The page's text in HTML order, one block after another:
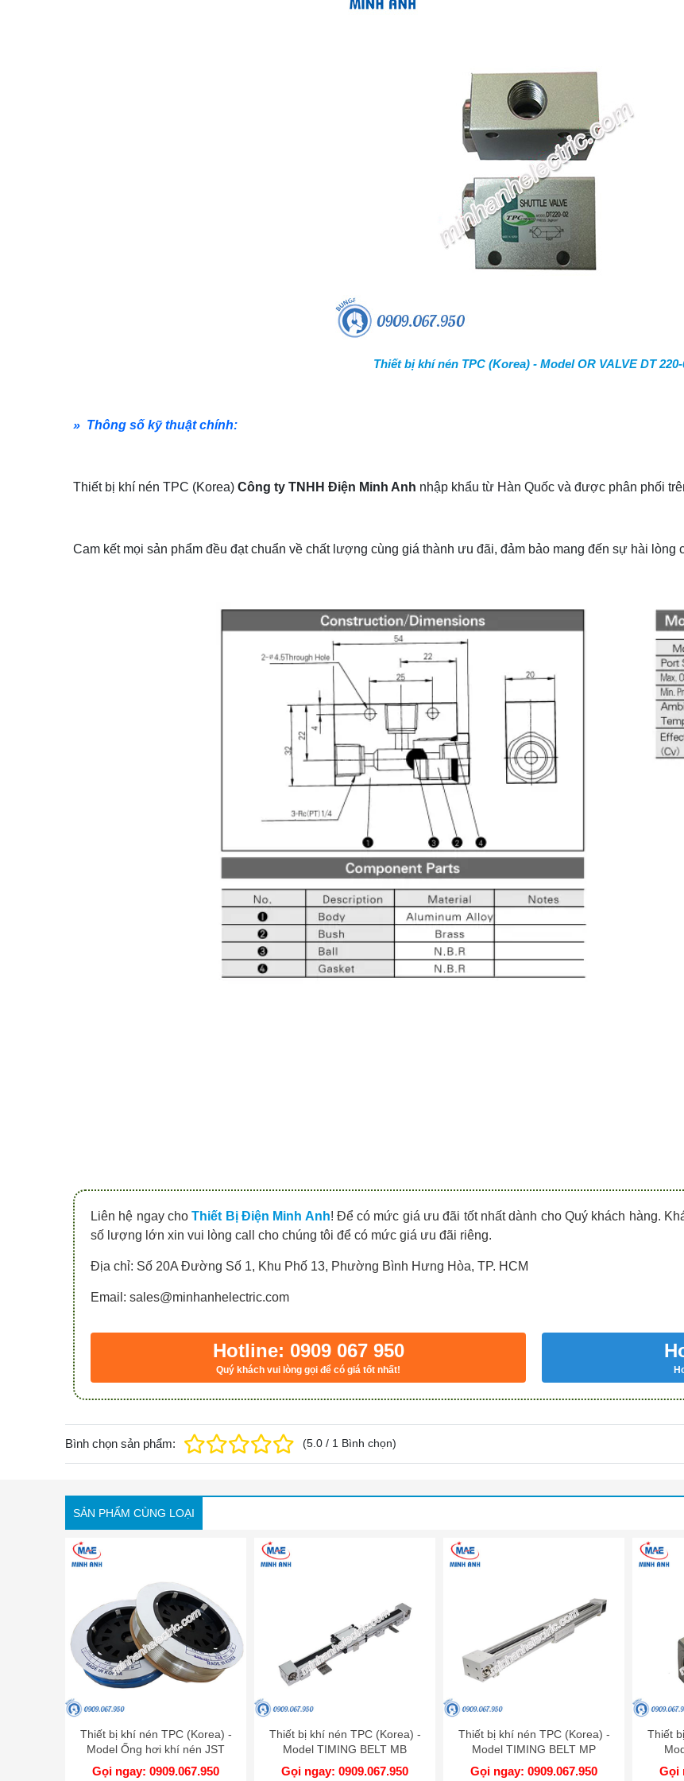
Thiết bị khí nén TPC (Korea) - Model OR VALVE DT 220-
» Thông số kỹ thuật chính:
Thiết bị khí nén TPC (Korea) Công ty TNHH Điện Minh Anh nhập khẩu từ Hàn Quốc và được phân phối
Cam kết mọi sản phẩm đều đạt chuẩn về chất lượng cùng giá thành ưu đãi, đảm bảo mang đến sự hài lòng
Liên hệ ngay choThiết Bị Điện Minh Anh! Để có mức giá ưu đãi tốt nhất dành cho Quý khách hàng.
số lượng lớn xin vui lòng call cho chúng tôi để có mức giá ưu đãi riêng.
Địa chỉ: Số 20A Đường Số 1, Khu Phố 13, Phường Bình Hưng Hòa, TP. HCM
Email: sales@minhanhelectric.com
Hotline: 0909 067 950
Quý khách vui lòng gọi để có giá tốt nhất!
Bình chọn sản phẩm: (5.0 / 1 Bình chọn)
SẢN PHẨM CÙNG LOẠI
Thiết bị khí nén TPC (Korea) -
Model Ống hơi khí nén JST
0402
Gọi ngay: 0909.067.950
Thiết bị khí nén TPC (Korea) -
Model TIMING BELT MB
Gọi ngay: 0909.067.950
Thiết bị khí nén TPC (Korea) -
Model TIMING BELT MP
Gọi ngay: 0909.067.950
Thiết
Gọi